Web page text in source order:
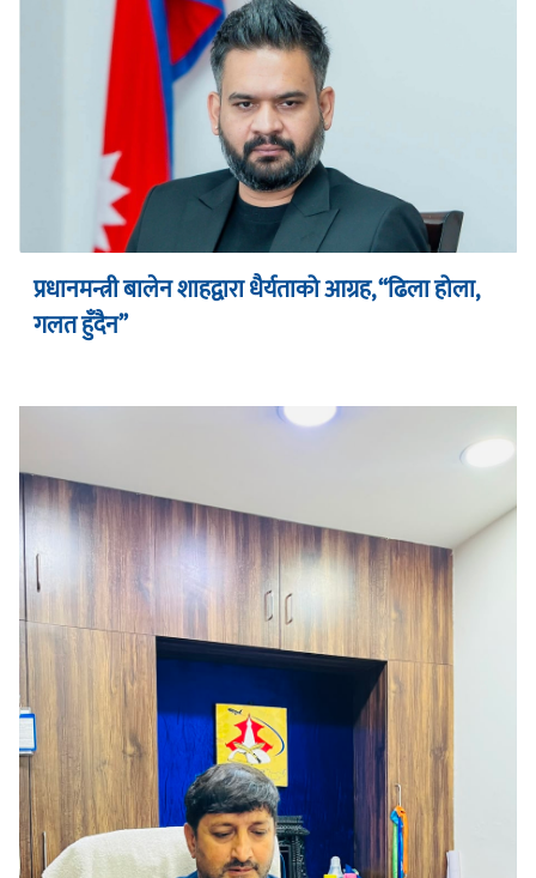
प्रधानमन्त्री बालेन शाहद्वारा धैर्यताको आग्रह, “ढिला होला,
गलत हुँदैन”